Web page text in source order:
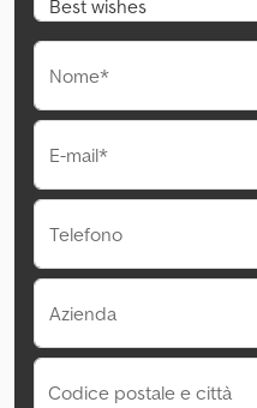
Nome*
E-mail*
Telefono
Azienda
Codice postale e città